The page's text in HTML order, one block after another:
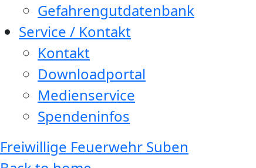
Gefahrengutdatenbank
Service / Kontakt
Kontakt
Downloadportal
Medienservice
Spendeninfos
Freiwillige Feuerwehr Suben